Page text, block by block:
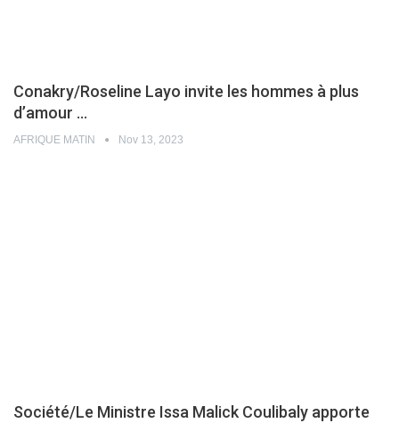
Conakry/Roseline Layo invite les hommes à plus
d’amour …
AFRIQUE MATIN Nov 13, 2023
Société/Le Ministre Issa Malick Coulibaly apporte